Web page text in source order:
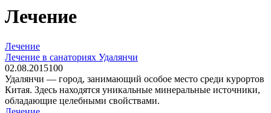
Лечение
Лечение
Лечение в санаториях Удалянчи
02.08.2015100
Удалянчи — город, занимающий особое место среди курортов
Китая. Здесь находятся уникальные минеральные источники,
обладающие целебными свойствами.